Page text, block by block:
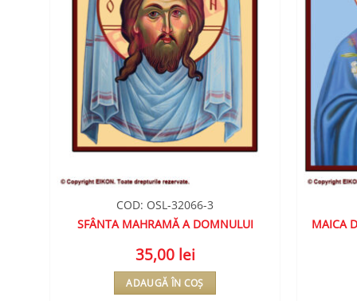
COD: OSL-32066-3
SFÂNTA MAHRAMĂ A DOMNULUI
35,00 lei
ADAUGĂ ÎN COȘ
MAICA